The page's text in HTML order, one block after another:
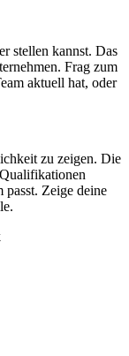
stellen kannst. Das
Frag zum
aktuell hat, oder
zu zeigen. Die
passt. Zeige deine